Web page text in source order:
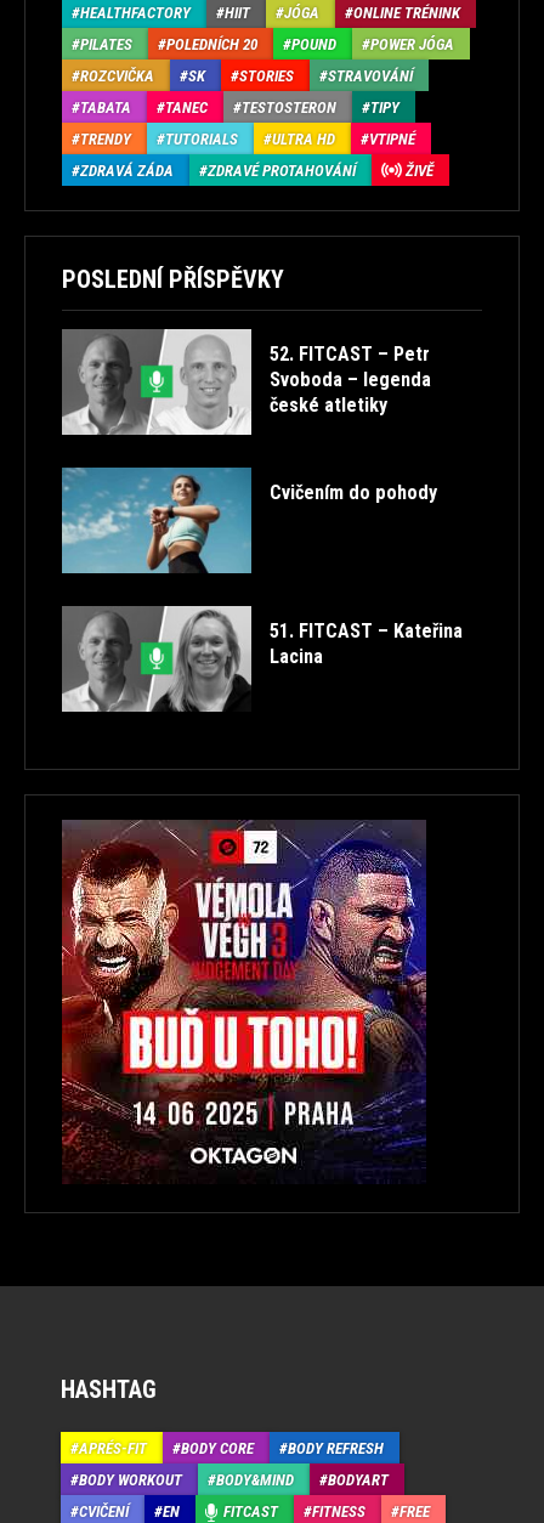
HEALTHFACTORY
HIIT JÓGA
ONLINE TRÉNINK
PILATES
POLEDNÍCH 20 POUND
POWER JÓGA
ROZCVIČKA
SK STORIES
STRAVOVÁNÍ
TABATA
TANEC TESTOSTERON
TIPY
TRENDY
TUTORIALS ULTRA HD
VTIPNÉ
ZDRAVÁ ZÁDA
ZDRAVÉ PROTAHOVÁNÍ ŽIVĚ
POSLEDNÍ PŘÍSPĚVKY
52. FITCAST – Petr
Svoboda – legenda
české atletiky
Cvičením do pohody
51. FITCAST – Kateřina
Lacina
HASHTAG
APRÉS-FIT BODY CORE
BODY REFRESH
BODY WORKOUT
BODY&MIND
BODYART
CVIČENÍ
EN FITCAST FITNESS
FREE